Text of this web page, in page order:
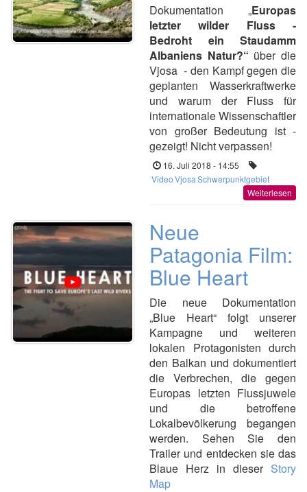
Dokumentation „Europas
letzter wilder Fluss -
Bedroht ein Staudamm
Albaniens Natur?“ über die
Vjosa - den Kampf gegen die
geplanten Wasserkraftwerke
und warum der Fluss für
internationale Wissenschaftler
von großer Bedeutung ist -
gezeigt! Nicht verpassen!
16. Juli 2018 - 14:55
VideoVjosaSchwerpunktgebiet
Weiterlesen
Neue
Patagonia Film:
Blue Heart
Die neue Dokumentation
„Blue Heart“ folgt unserer
Kampagne und weiteren
lokalen Protagonisten durch
den Balkan und dokumentiert
die Verbrechen, die gegen
Europas letzten Flussjuwele
und die betroffene
Lokalbevölkerung begangen
werden. Sehen Sie den
Trailer und entdecken sie das
Blaue Herz in dieser Story
Map